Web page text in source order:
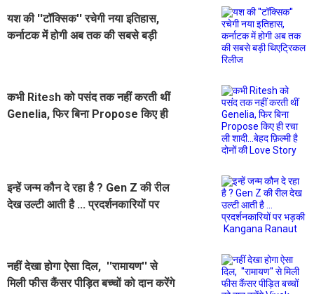
यश की ''टॉक्सिक'' रचेगी नया इतिहास,
कर्नाटक में होगी अब तक की सबसे बड़ी
कभी Ritesh को पसंद तक नहीं करती थीं
Genelia, फिर बिना Propose किए ही
इन्हें जन्म कौन दे रहा है ? Gen Z की रील
देख उल्टी आती है ... प्रदर्शनकारियों पर
नहीं देखा होगा ऐसा दिल, ''रामायण'' से
मिली फीस कैंसर पीड़ित बच्चों को दान करेंगे